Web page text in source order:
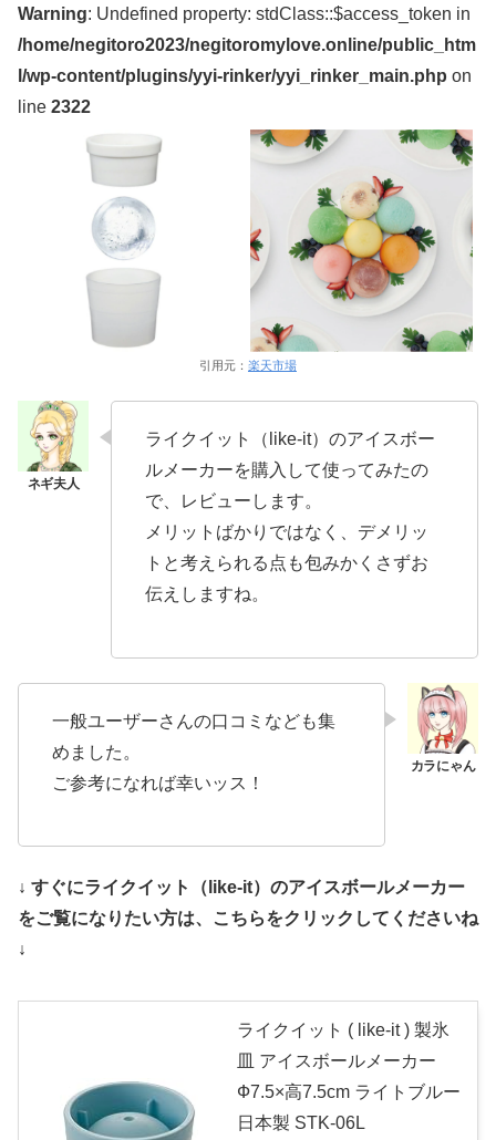
Warning: Undefined property: stdClass::$access_token in
/home/negitoro2023/negitoromylove.online/public_htm
l/wp-content/plugins/yyi-rinker/yyi_rinker_main.php on
line 2322
引用元： 楽天市場
ライクイット（like-it）のアイスボー
ルメーカーを購入して使ってみたの
で、レビューします。
メリットばかりではなく、デメリッ
トと考えられる点も包みかくさずお
伝えしますね。
一般ユーザーさんの口コミなども集
めました。
ご参考になれば幸いッス！
↓ すぐにライクイット（like-it）のアイスボールメーカー
をご覧になりたい方は、こちらをクリックしてくださいね
↓
ライクイット ( like-it ) 製氷
皿 アイスボールメーカー
Ф7.5×高7.5cm ライトブルー
日本製 STK-06L